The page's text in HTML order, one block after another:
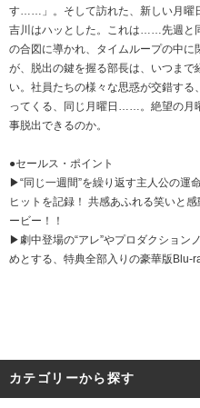
す……」。そして訪れた、新しい月曜
吉川はハッとした。これは……先週と
の合図に導かれ、タイムループの中
が、脱出の鍵を握る部長は、いつま
い。社員たちの様々な思惑が交錯する
ってくる、同じ月曜日……。絶望の月
事脱出できるのか。
●セールス・ポイント
▶“同じ一週間”を繰り返す主人公の
ヒットを記録！ 共感あふれる笑いと
ービー！！
▶劇中登場の“アレ”やプロダクション
めとする、特典全部入りの豪華版Blu-
カテゴリーから探す